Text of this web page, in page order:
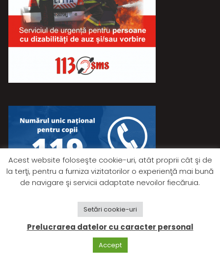
© 2026 Primăria Rociu - Toate drepturile rezervate.
Ultima actualizare: 13:17 | 22.07.2026
Acest website foloseşte cookie-uri, atât proprii cât şi de
la terţi, pentru a furniza vizitatorilor o experienţă mai bună
de navigare şi servicii adaptate nevoilor fiecăruia.
Setări cookie-uri
Prelucrarea datelor cu caracter personal
Accept